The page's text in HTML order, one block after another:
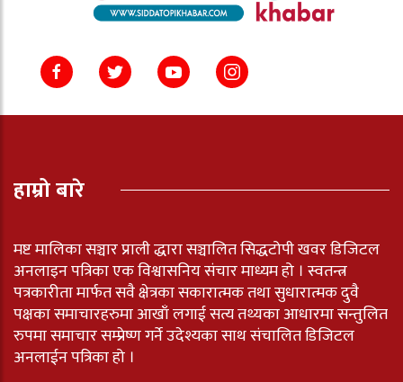
हाम्रो बारे
मष्ट मालिका सञ्चार प्राली द्धारा सञ्चालित सिद्धटोपी खवर डिजिटल
अनलाइन पत्रिका एक विश्वासनिय संचार माध्यम हो । स्वतन्त्र
पत्रकारीता मार्फत सवै क्षेत्रका सकारात्मक तथा सुधारात्मक दुवै
पक्षका समाचारहरुमा आखाँ लगाई सत्य तथ्यका आधारमा सन्तुलित
रुपमा समाचार सम्प्रेष्ण गर्ने उदेश्यका साथ संचालित डिजिटल
अनलाईन पत्रिका हो ।